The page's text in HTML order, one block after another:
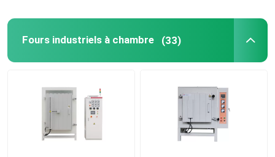
Vidéos
À propos de nous
Fours industriels à chambre (33)